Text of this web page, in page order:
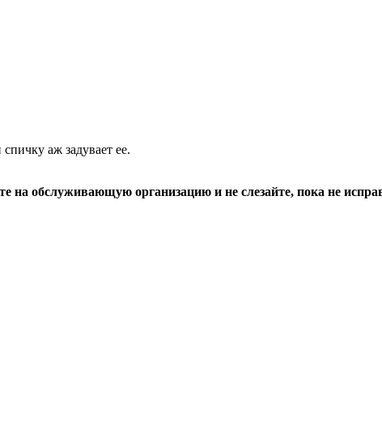
аж задувает ее.
обслуживающую организацию и не слезайте, пока не